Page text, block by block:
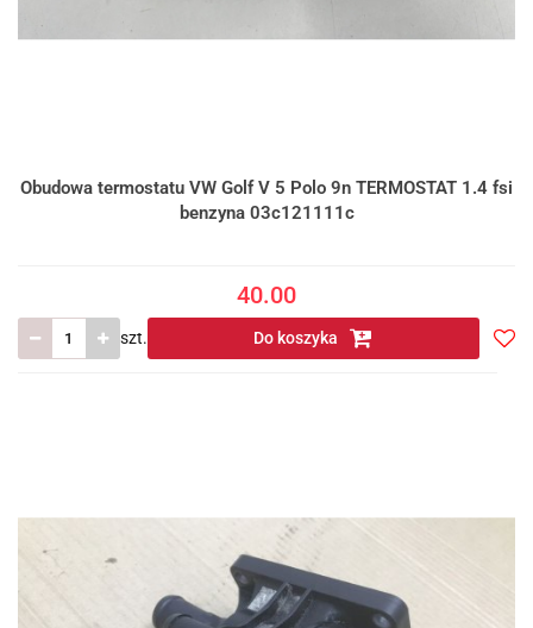
Obudowa termostatu VW Golf V 5 Polo 9n TERMOSTAT 1.4 fsi
benzyna 03c121111c
40.00
szt. Do koszyka